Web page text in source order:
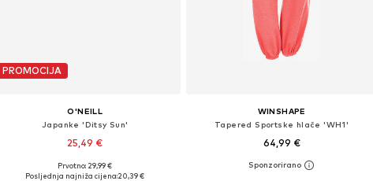
PROMOCIJA
O'NEILL
Japanke 'Ditsy Sun'
25,49 €
Dostupne veličine: 36, 37, 38, 39, 40, 41
Prvotno: 29,99 €
Posljednja najniža cijena:20,39 €
WINSHAPE
Tapered Sportske hlače 'WH1'
64,99 €
+ 6
Dostupne veličine: XS, S, M, L, XL